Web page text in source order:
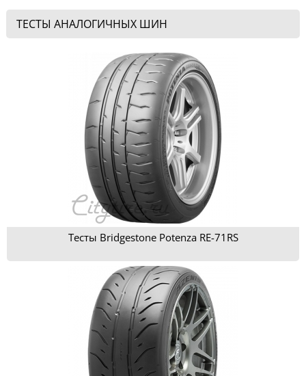
ТЕСТЫ АНАЛОГИЧНЫХ ШИН
Тесты Bridgestone Potenza RE-71RS